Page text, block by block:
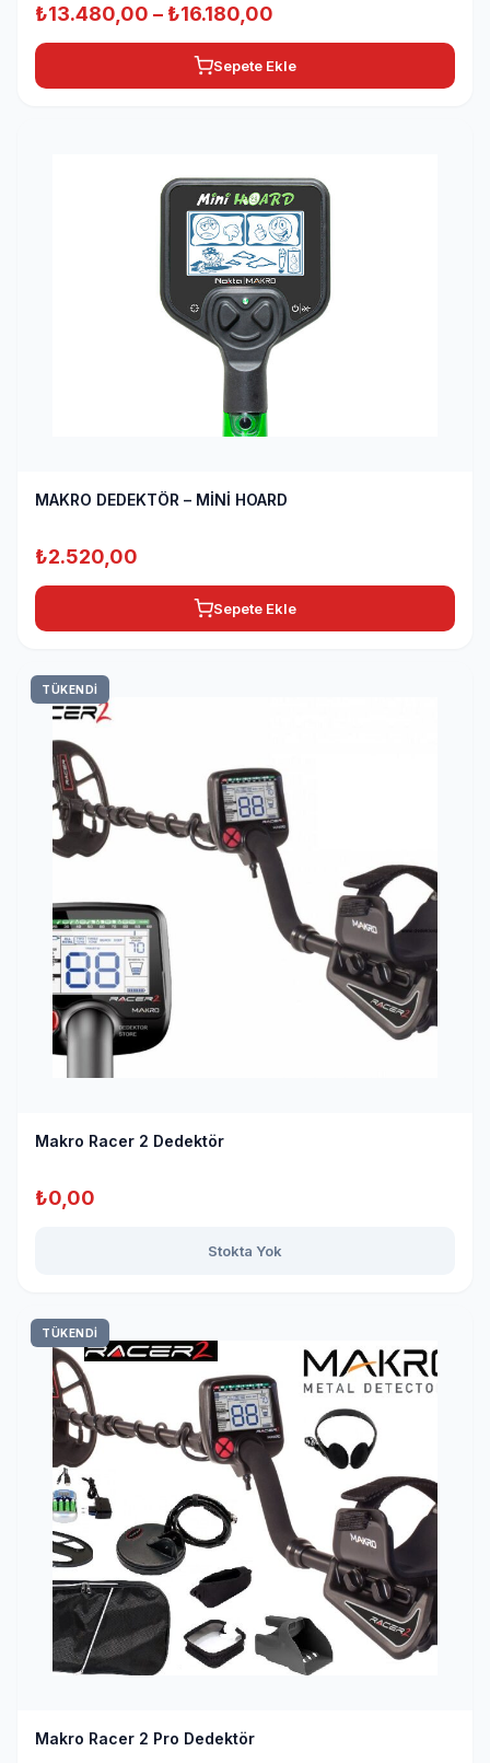
₺13.480,00 – ₺16.180,00
aralığı:
₺13.480,00
Sepete Ekle
MAKRO DEDEKTÖR – MİNİ HOARD
₺2.520,00
Sepete Ekle
TÜKENDİ
Makro Racer 2 Dedektör
₺0,00
Stokta Yok
TÜKENDİ
Makro Racer 2 Pro Dedektör